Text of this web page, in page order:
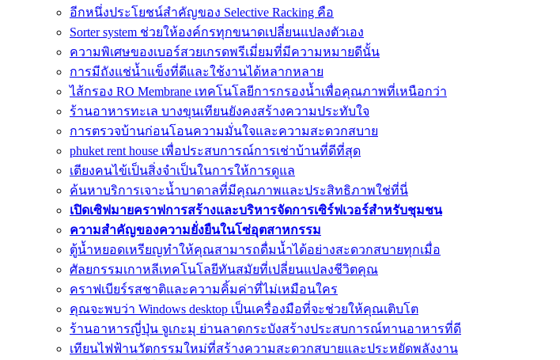
อีกหนึ่งประโยชน์สำคัญของ Selective Racking คือ
Sorter system ช่วยให้องค์กรทุกขนาดเปลี่ยนแปลงตัวเอง
ความพิเศษของเบอร์สวยเกรดพรีเมี่ยมที่มีความหมายดีนั้น
การมีถังแช่น้ำแข็งที่ดีและใช้งานได้หลากหลาย
ไส้กรอง RO Membrane เทคโนโลยีการกรองน้ำเพื่อคุณภาพที่เหนือกว่า
ร้านอาหารทะเล บางขุนเทียนยังคงสร้างความประทับใจ
การตรวจบ้านก่อนโอนความมั่นใจและความสะดวกสบาย
phuket rent house เพื่อประสบการณ์การเช่าบ้านที่ดีที่สุด
เตียงคนไข้เป็นสิ่งจำเป็นในการให้การดูแล
ค้นหาบริการเจาะน้ำบาดาลที่มีคุณภาพและประสิทธิภาพใช่ที่นี่
เปิดเซิฟมายคราฟการสร้างและบริหารจัดการเซิร์ฟเวอร์สำหรับชุมชน
ความสำคัญของความยั่งยืนในโซ่อุตสาหกรรม
ตู้น้ำหยอดเหรียญทำให้คุณสามารถดื่มน้ำได้อย่างสะดวกสบายทุกเมื่อ
ศัลยกรรมเกาหลีเทคโนโลยีทันสมัยที่เปลี่ยนแปลงชีวิตคุณ
คราฟเบียร์รสชาติและความคิ้มค่าที่ไม่เหมือนใคร
คุณจะพบว่า Windows desktop เป็นเครื่องมือที่จะช่วยให้คุณเติบโต
ร้านอาหารญี่ปุ่น จูเกะมุ ย่านลาดกระบังสร้างประสบการณ์ทานอาหารที่ดี
เทียนไฟฟ้านวัตกรรมใหม่ที่สร้างความสะดวกสบายและประหยัดพลังงาน